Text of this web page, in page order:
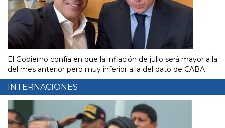
El Gobierno confía en que la inflación de julio será mayor a la
del mes anterior pero muy inferior a la del dato de CABA
INTERNACIONES